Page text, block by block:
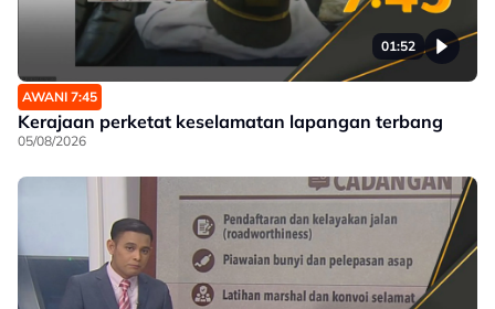
01:52
AWANI 7:45
Kerajaan perketat keselamatan lapangan terbang
05/08/2026